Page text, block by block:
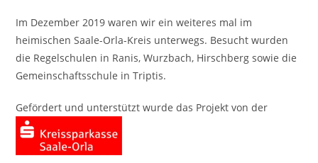
Im Dezember 2019 waren wir ein weiteres mal im
heimischen Saale-Orla-Kreis unterwegs. Besucht wurden
die Regelschulen in Ranis, Wurzbach, Hirschberg sowie die
Gemeinschaftsschule in Triptis.
Gefördert und unterstützt wurde das Projekt von der